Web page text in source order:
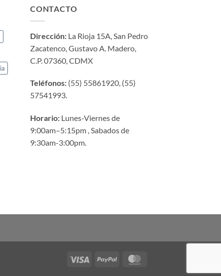
CONTACTO
Dirección: La Rioja 15A, San Pedro
Zacatenco, Gustavo A. Madero,
C.P. 07360, CDMX
Teléfonos: (55) 55861920, (55)
57541993.
Horario: Lunes-Viernes de
9:00am–5:15pm , Sabados de
9:30am-3:00pm.
Visa PayPal